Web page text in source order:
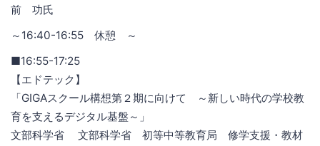
前 功氏
～16:40-16:55 休憩 ～
■16:55-17:25
【エドテック】
「GIGAスクール構想第２期に向けて ～新しい時代の学校教
育を支えるデジタル基盤～」
文部科学省 文部科学省 初等中等教育局 修学支援・教材